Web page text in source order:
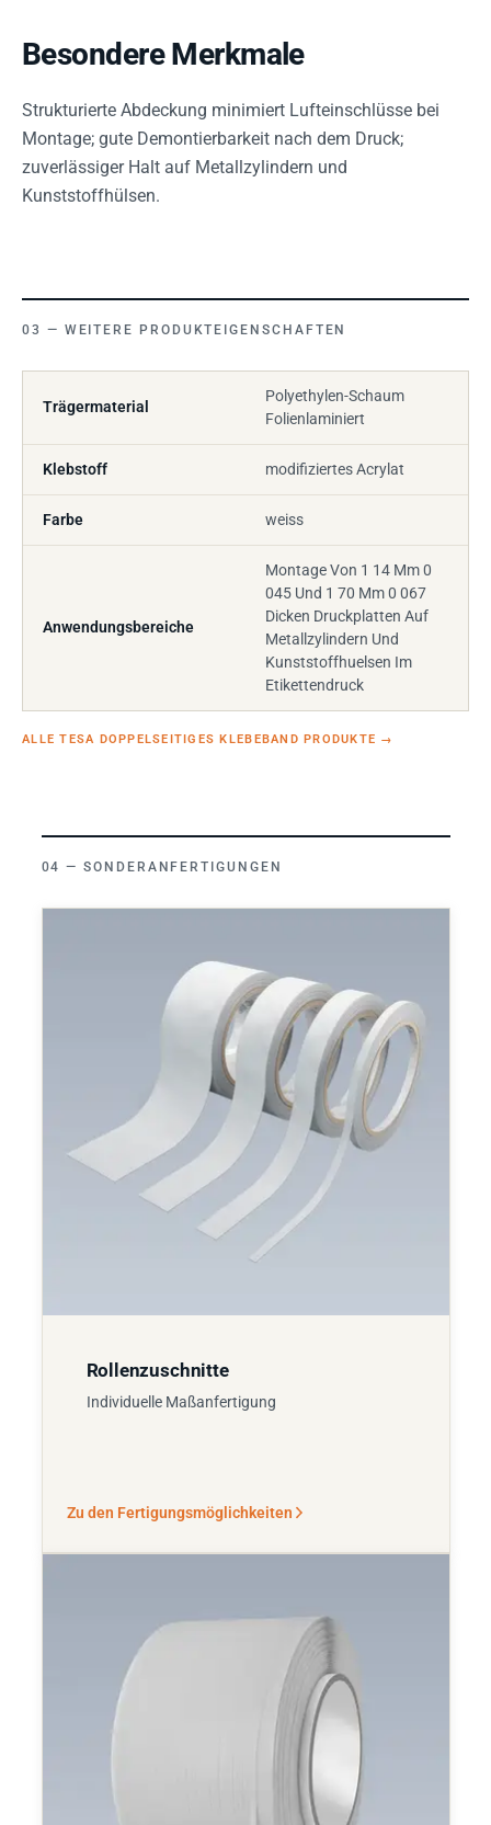
Besondere Merkmale
Strukturierte Abdeckung minimiert Lufteinschlüsse bei
Montage; gute Demontierbarkeit nach dem Druck;
zuverlässiger Halt auf Metallzylindern und
Kunststoffhülsen.
WEITERE PRODUKTEIGENSCHAFTEN
Trägermaterial
Polyethylen-Schaum
Folienlaminiert
Klebstoff modifiziertes Acrylat
Farbe weiss
Anwendungsbereiche
Montage Von 1 14 Mm 0
045 Und 1 70 Mm 0 067
Dicken Druckplatten Auf
Metallzylindern Und
Kunststoffhuelsen Im
Etikettendruck
ALLE TESA DOPPELSEITIGES KLEBEBAND PRODUKTE →
SONDERANFERTIGUNGEN
Rollenzuschnitte
Individuelle Maßanfertigung
Zu den Fertigungsmöglichkeiten